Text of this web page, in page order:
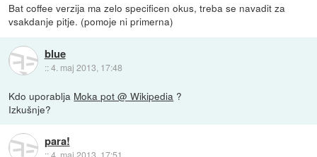
Bat coffee verzija ma zelo specificen okus, treba se navadit za
vsakdanje pitje. (pomoje ni primerna)
blue
::4. maj 2013, 17:48
Kdo uporablja Moka pot @ Wikipedia ?
Izkušnje?
para!
::4. maj 2013, 17:51